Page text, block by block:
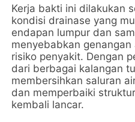
Kerja bakti ini dilakukan
kondisi drainase yang
endapan lumpur dan
menyebabkan
risiko penyakit. Dengan
dari berbagai kalangan
membersihkan saluran
dan memperbaiki
kembali lancar.